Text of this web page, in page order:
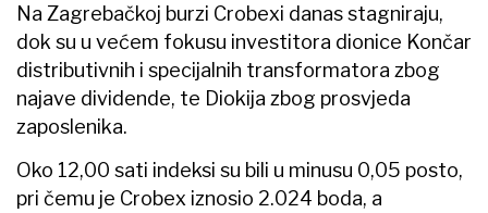
Na Zagrebačkoj burzi Crobexi danas stagniraju,
dok su u većem fokusu investitora dionice Končar
distributivnih i specijalnih transformatora zbog
najave dividende, te Diokija zbog prosvjeda
zaposlenika.
Oko 12,00 sati indeksi su bili u minusu 0,05 posto,
pri čemu je Crobex iznosio 2.024 boda, a